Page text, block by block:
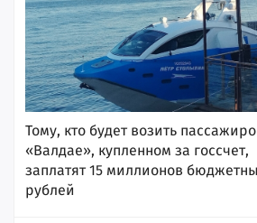
Тому, кто будет возить
«Валдае», купленном за госсчет,
заплатят 15 миллионов
рублей